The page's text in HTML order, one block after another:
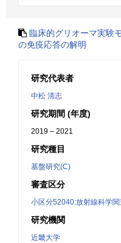
臨床的グリオーマ実験
の免疫応答の解明
研究代表者
中松 清志
研究期間 (年度)
2019 – 2021
研究種目
基盤研究(C)
審査区分
小区分52040:放射線科学関
研究機関
近畿大学